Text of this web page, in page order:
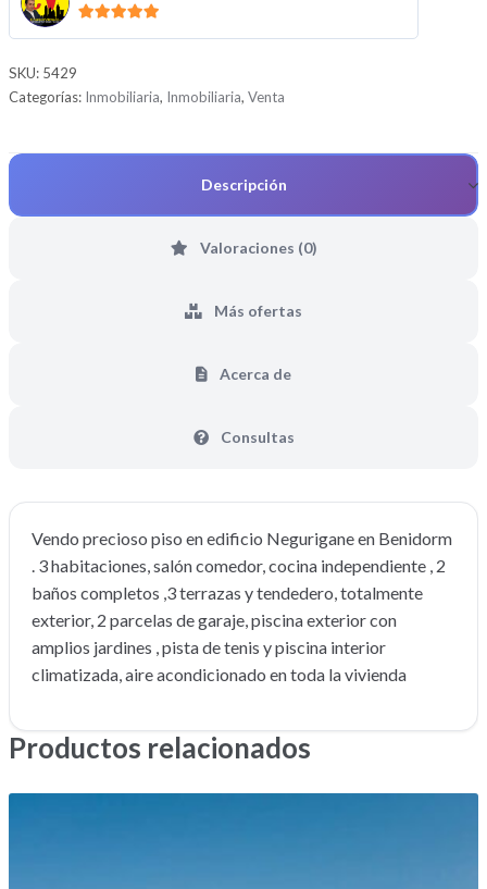
SKU: 5429
Categorías: Inmobiliaria, Inmobiliaria, Venta
Descripción
Valoraciones (0)
Más ofertas
Acerca de
Consultas
Vendo precioso piso en edificio Negurigane en Benidorm
. 3 habitaciones, salón comedor, cocina independiente , 2
baños completos ,3 terrazas y tendedero, totalmente
exterior, 2 parcelas de garaje, piscina exterior con
amplios jardines , pista de tenis y piscina interior
climatizada, aire acondicionado en toda la vivienda
Productos relacionados